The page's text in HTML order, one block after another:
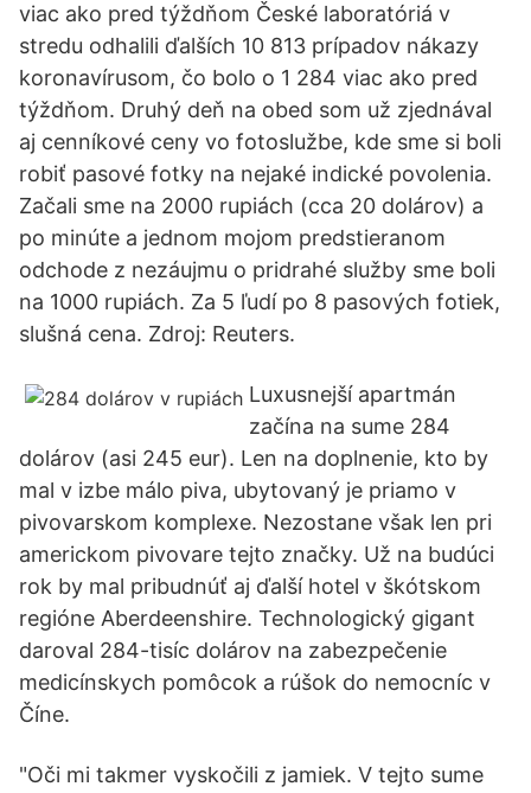
viac ako pred týždňom České laboratóriá v
stredu odhalili ďalších 10 813 prípadov nákazy
koronavírusom, čo bolo o 1 284 viac ako pred
týždňom. Druhý deň na obed som už zjednával
aj cenníkové ceny vo fotoslužbe, kde sme si boli
robiť pasové fotky na nejaké indické povolenia.
Začali sme na 2000 rupiách (cca 20 dolárov) a
po minúte a jednom mojom predstieranom
odchode z nezáujmu o pridrahé služby sme boli
na 1000 rupiách. Za 5 ľudí po 8 pasových fotiek,
slušná cena. Zdroj: Reuters.
Luxusnejší apartmán
začína na sume 284
dolárov (asi 245 eur). Len na doplnenie, kto by
mal v izbe málo piva, ubytovaný je priamo v
pivovarskom komplexe. Nezostane však len pri
americkom pivovare tejto značky. Už na budúci
rok by mal pribudnúť aj ďalší hotel v škótskom
regióne Aberdeenshire. Technologický gigant
daroval 284-tisíc dolárov na zabezpečenie
medicínskych pomôcok a rúšok do nemocníc v
Číne.
"Oči mi takmer vyskočili z jamiek. V tejto sume